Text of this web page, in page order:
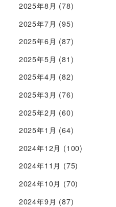
2025年8月 (78)
2025年7月 (95)
2025年6月 (87)
2025年5月 (81)
2025年4月 (82)
2025年3月 (76)
2025年2月 (60)
2025年1月 (64)
2024年12月 (100)
2024年11月 (75)
2024年10月 (70)
2024年9月 (87)